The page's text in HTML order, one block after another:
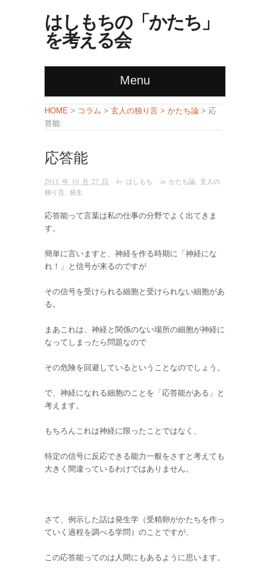
はしもちの「かたち」
を考える会
Menu
HOME > コラム > 玄人の独り言 > かたち論 > 応
答能
応答能
2011 年 10 月 27 日 · by はしもち · in かたち論, 玄人の
独り言, 発生
応答能って言葉は私の仕事の分野でよく出てきま
す。
簡単に言いますと、神経を作る時期に「神経にな
れ！」と信号が来るのですが
その信号を受けられる細胞と受けられない細胞があ
る。
まあこれは、神経と関係のない場所の細胞が神経に
なってしまったら問題なので
その危険を回避しているということなのでしょう。
で、神経になれる細胞のことを「応答能がある」と
考えます。
もちろんこれは神経に限ったことではなく、
特定の信号に反応できる能力一般をさすと考えても
大きく間違っているわけではありません。
さて、例示した話は発生学（受精卵がかたちを作っ
ていく過程を調べる学問）のことですが、
この応答能ってのは人間にもあるように思います。